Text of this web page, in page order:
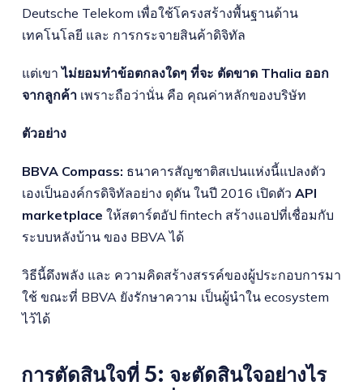
Deutsche Telekom เพื่อใช้โครงสร้างพื้นฐานด้าน
เทคโนโลยี และ การกระจายสินค้าดิจิทัล
แต่เขาไม่ยอมทำข้อตกลงใดๆ ที่จะ ตัดขาด Thalia ออก
จากลูกค้าเพราะถือว่านั่น คือ คุณค่าหลักของบริษัท
ตัวอย่าง
BBVA Compass: ธนาคารสัญชาติสเปนแห่งนี้แปลงตัว
เองเป็นองค์กรดิจิทัลอย่าง ดุดัน ในปี 2016 เปิดตัว API
marketplace ให้สตาร์ตอัป fintech สร้างแอปที่เชื่อมกับ
ระบบหลังบ้าน ของ BBVA ได้
วิธีนี้ดึงพลัง และ ความคิดสร้างสรรค์ของผู้ประกอบการมา
ใช้ ขณะที่ BBVA ยังรักษาความ เป็นผู้นำใน ecosystem
ไว้ได้
การตัดสินใจที่ 5: จะตัดสินใจอย่างไร